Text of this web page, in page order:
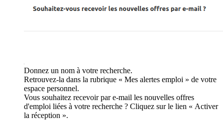
Donnez un nom à votre recherche.
Retrouvez-la dans la rubrique « Mes alertes emploi » de votre
espace personnel.
Vous souhaitez recevoir par e-mail les nouvelles offres
d'emploi liées à votre recherche ? Cliquez sur le lien « Activer
la réception ».